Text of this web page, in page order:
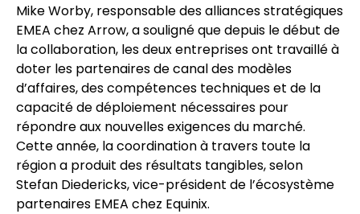
Mike Worby, responsable des alliances stratégiques
EMEA chez Arrow, a souligné que depuis le début de
la collaboration, les deux entreprises ont travaillé à
doter les partenaires de canal des modèles
d’affaires, des compétences techniques et de la
capacité de déploiement nécessaires pour
répondre aux nouvelles exigences du marché.
Cette année, la coordination à travers toute la
région a produit des résultats tangibles, selon
Stefan Diedericks, vice-président de l’écosystème
partenaires EMEA chez Equinix.